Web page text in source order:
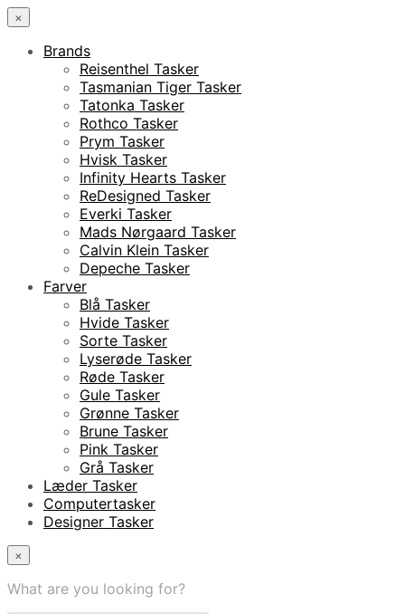
×
Brands
Reisenthel Tasker
Tasmanian Tiger Tasker
Tatonka Tasker
Rothco Tasker
Prym Tasker
Hvisk Tasker
Infinity Hearts Tasker
ReDesigned Tasker
Everki Tasker
Mads Nørgaard Tasker
Calvin Klein Tasker
Depeche Tasker
Farver
Blå Tasker
Hvide Tasker
Sorte Tasker
Lyserøde Tasker
Røde Tasker
Gule Tasker
Grønne Tasker
Brune Tasker
Pink Tasker
Grå Tasker
Læder Tasker
Computertasker
Designer Tasker
×
What are you looking for?